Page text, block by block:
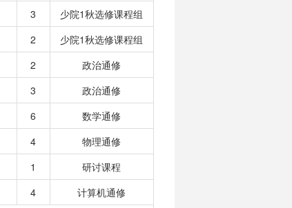
3
少院1秋选修课程组
2
少院1秋选修课程组
2
政治通修
3
政治通修
6
数学通修
4
物理通修
1
研讨课程
4 计算机通修